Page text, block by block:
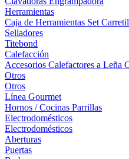
Herramientas
Caja de Herramientas Set
Selladores
Titebond
Calefacción
Accesorios Calefactores a Leña
Otros
Otros
Línea Gourmet
Hornos / Cocinas Parrillas
Electrodomésticos
Electrodomésticos
Aberturas
Puertas